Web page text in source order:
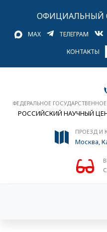
ОФИЦИАЛЬНЫЙ
MAX ТЕЛЕГРАМ
КОНТАКТЫ
ФЕДЕРАЛЬНОЕ
РОССИЙСКИЙ НАУЧНЫЙ
ПРОЕЗД И
Москва,